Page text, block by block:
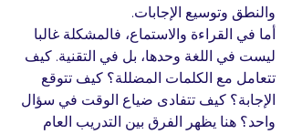
والنطق وتوسيع الإجابات.
أما في القراءة والاستماع، فالمشكلة غالبا
ليست في اللغة وحدها، بل في التقنية. كيف
تتعامل مع الكلمات المضللة؟ كيف تتوقع
الإجابة؟ كيف تتفادى ضياع الوقت في سؤال
واحد؟ هنا يظهر الفرق بين التدريب العام